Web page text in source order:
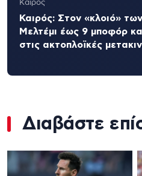
Καιρός
Καιρός: Στον «κλοιό»
Μελτέμι έως 9 μποφόρ
στις ακτοπλοϊκές
Διαβάστε